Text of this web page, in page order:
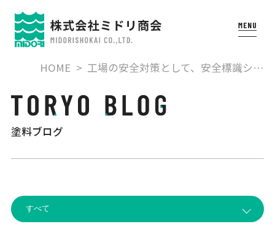
HOME 工場の安全対策として、安全標識シ…
塗料ブログ